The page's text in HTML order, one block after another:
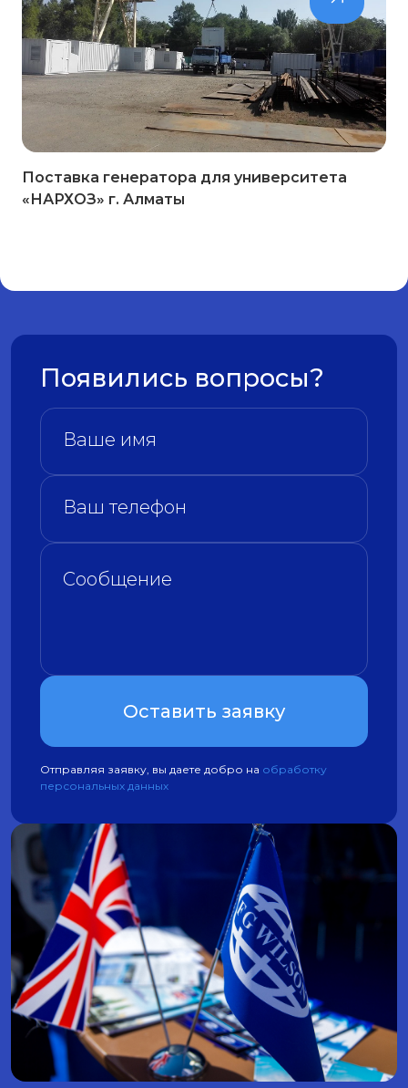
Поставка генератора для университета
«НАРХОЗ» г. Алматы
Появились вопросы?
Оставить заявку
Отправляя заявку, вы даете добро на обработку
персональных данных